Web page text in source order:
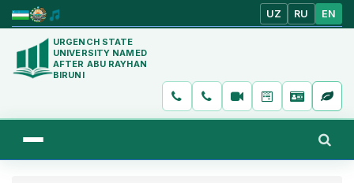
UZ RU EN
URGENCH STATE
UNIVERSITY NAMED
AFTER ABU RAYHAN
BIRUNI